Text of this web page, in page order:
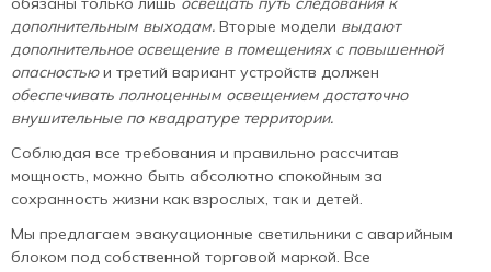
дополнительным выходам. Вторые модели выдают
дополнительное освещение в помещениях с повышенной
опасностьюи третий вариант устройств должен
обеспечивать полноценным освещением достаточно
внушительные по квадратуре территории.
Соблюдая все требования и правильно рассчитав
мощность, можно быть абсолютно спокойным за
сохранность жизни как взрослых, так и детей.
Мы предлагаем эвакуационные светильники с аварийным
блоком под собственной торговой маркой. Все